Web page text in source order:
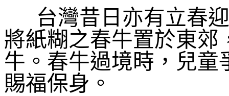
台灣昔日亦有立春
將紙糊之春牛置於東郊
牛。春牛過境時，兒童
賜福保身。